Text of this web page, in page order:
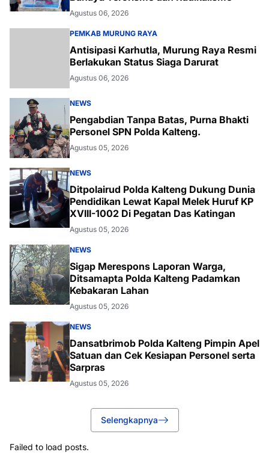
Agustus 06, 2026
PEMKAB MURUNG RAYA
Antisipasi Karhutla, Murung Raya Resmi
Berlakukan Status Siaga Darurat
Agustus 06, 2026
NEWS
Pengabdian Tanpa Batas, Purna Bhakti
Personel SPN Polda Kalteng.
Agustus 05, 2026
NEWS
Ditpolairud Polda Kalteng Dukung Dunia
Pendidikan Lewat Kapal Melek Huruf KP
XVIII-1002 Di Pegatan Das Katingan
Agustus 05, 2026
NEWS
Sigap Merespons Laporan Warga,
Ditsamapta Polda Kalteng Padamkan
Kebakaran Lahan
Agustus 05, 2026
NEWS
Dansatbrimob Polda Kalteng Pimpin Apel
Satuan dan Cek Kesiapan Personel serta
Sarpras
Agustus 05, 2026
Selengkapnya
Failed to load posts.